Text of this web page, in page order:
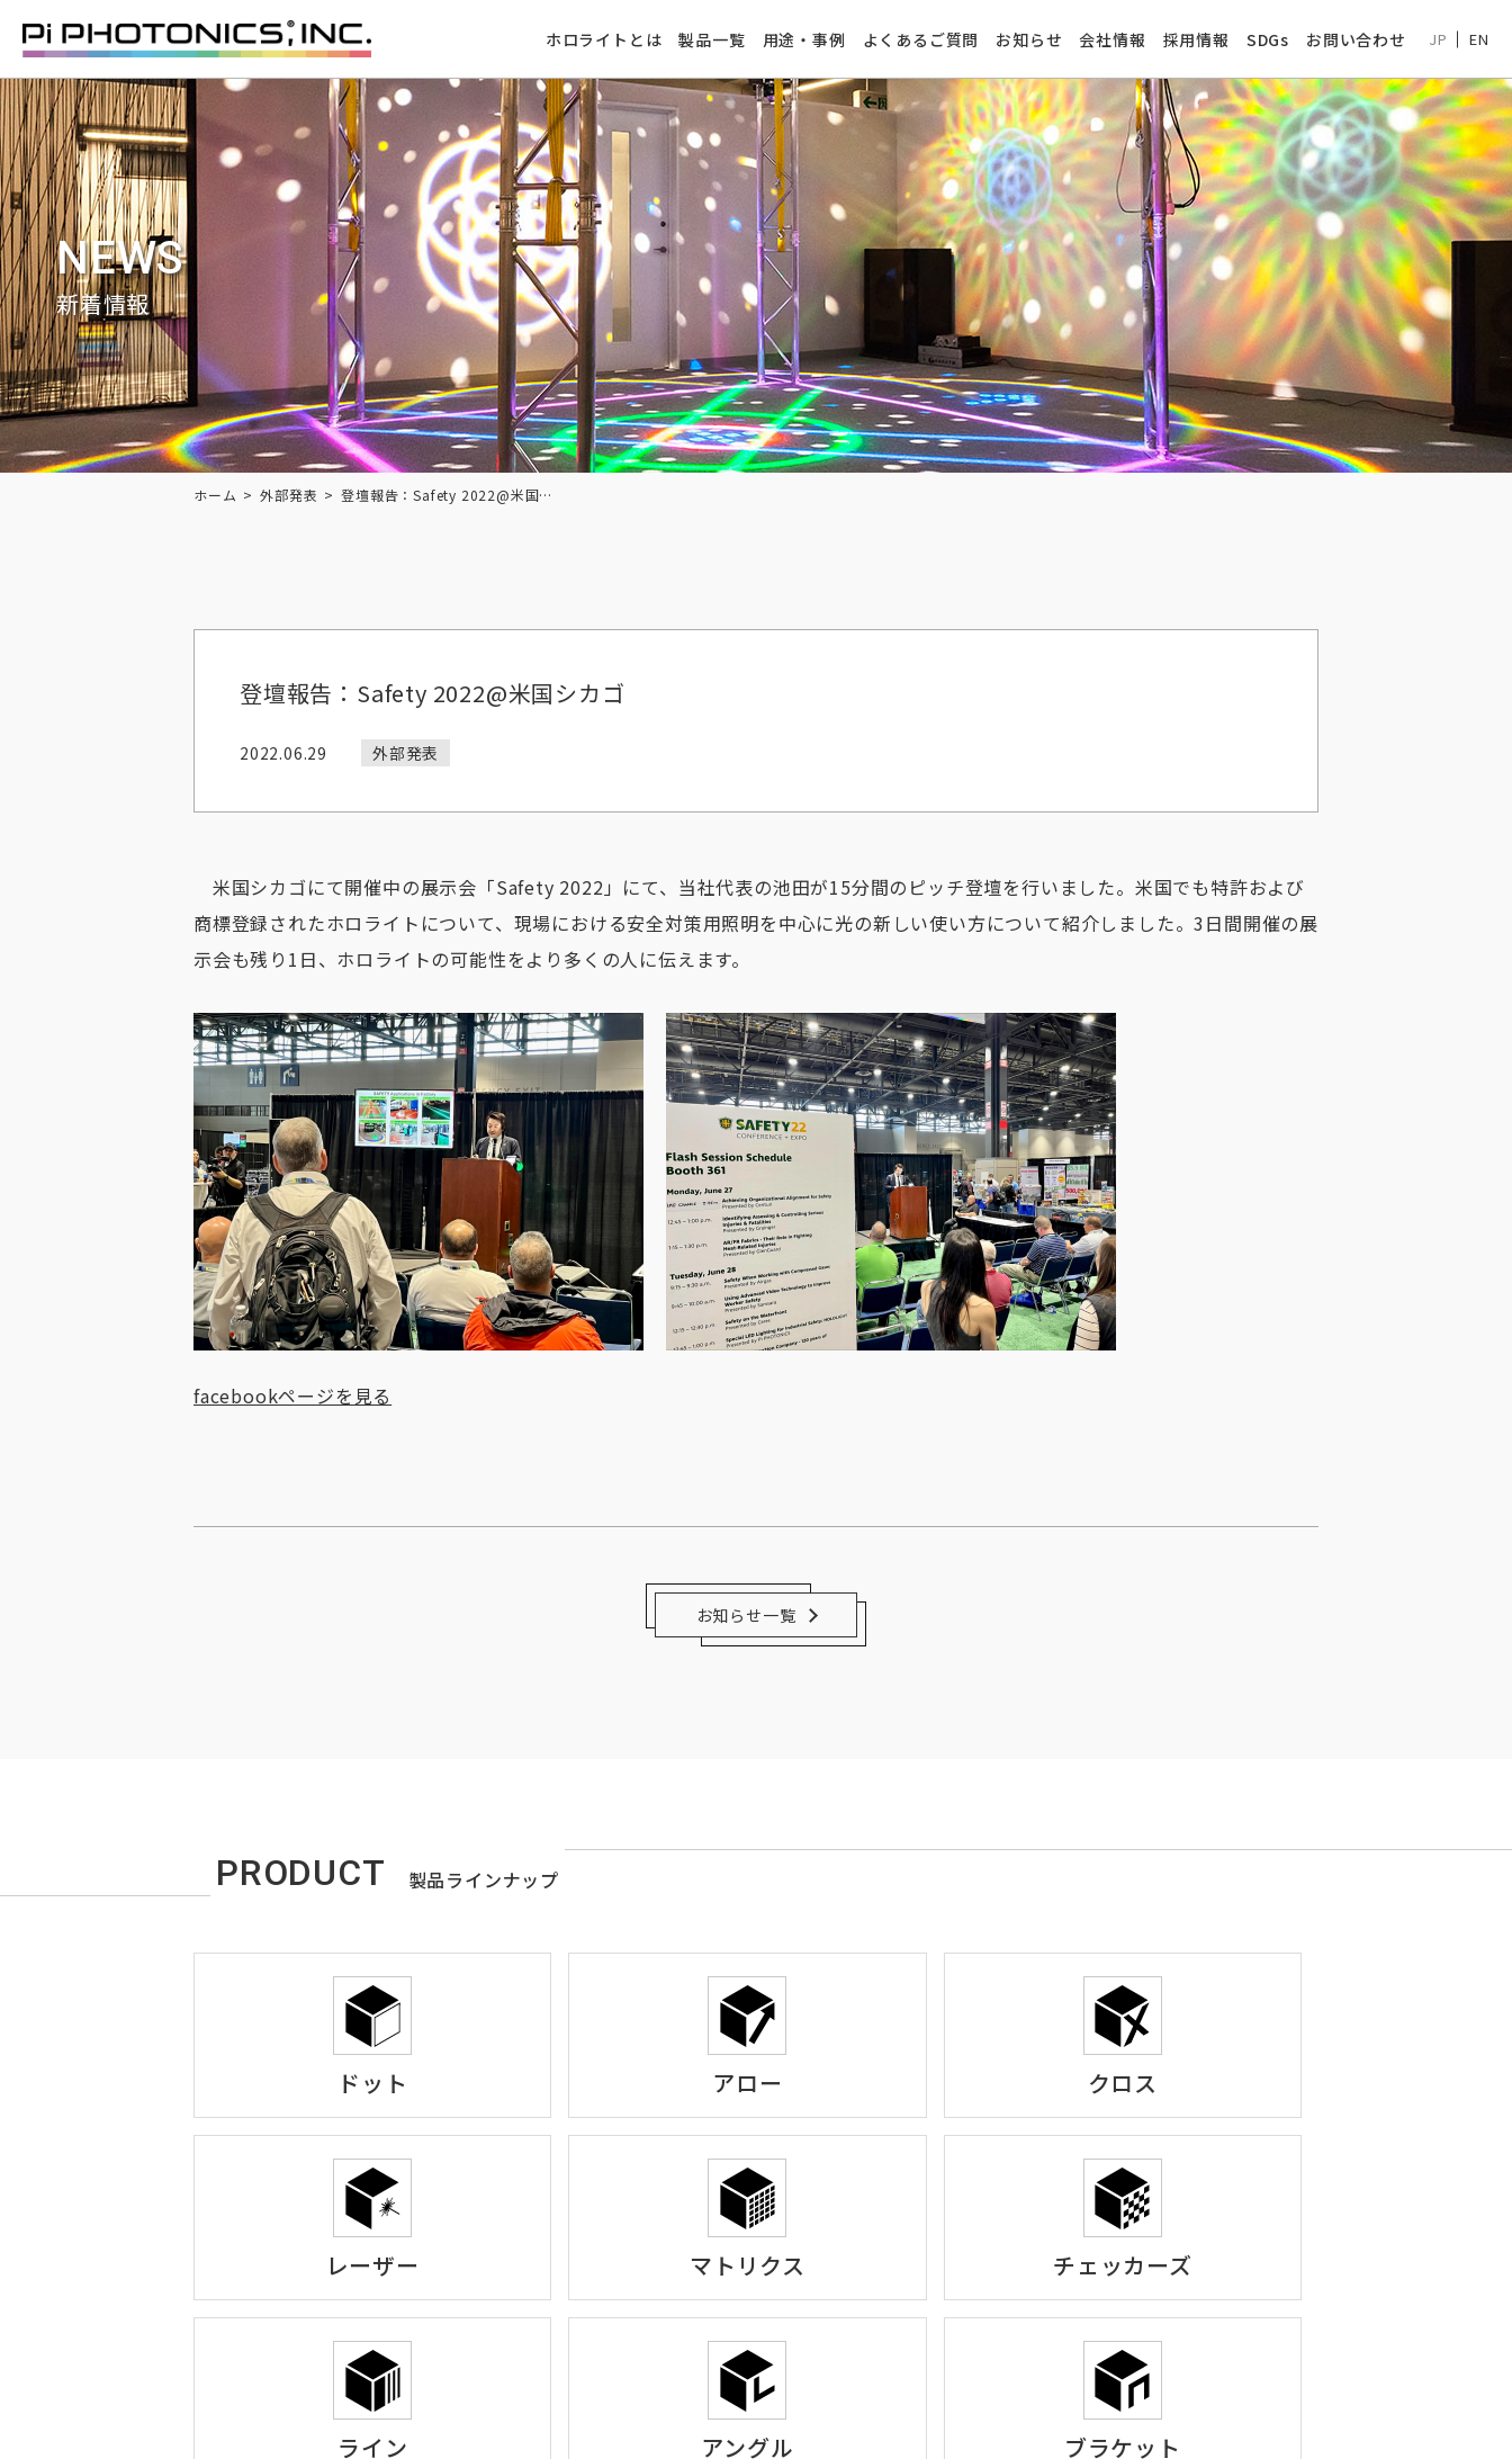
ホロライトとは 製品一覧 用途・事例 よくあるご質問 お知らせ 会社情報 採用情報 SDGs お問い合わせ JP EN
NEWS
新着情報
ホーム 外部発表 登壇報告：Safety 2022@米国シカゴ
登壇報告：Safety 2022@米国シカゴ
2022.06.29 外部発表
米国シカゴにて開催中の展示会「Safety 2022」にて、当社代表の池田が15分間のピッチ登壇を行いました。米国でも特許および
商標登録されたホロライトについて、現場における安全対策用照明を中心に光の新しい使い方について紹介しました。3日間開催の展
示会も残り1日、ホロライトの可能性をより多くの人に伝えます。
facebookページを見る
お知らせ一覧
PRODUCT 製品ラインナップ
ドット アロー クロス
レーザー マトリクス チェッカーズ
ライン アングル ブラケット